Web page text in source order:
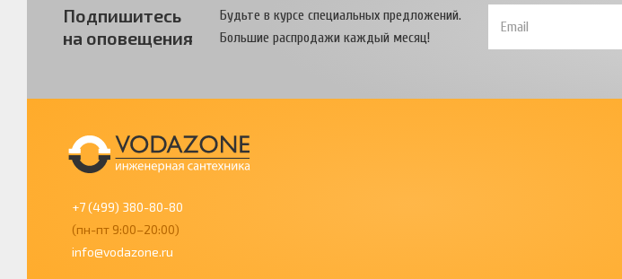
Подпишитесь
на оповещения
Будьте в курсе специальных предложений.
Большие распродажи каждый месяц!
+7 (499) 380-80-80
(пн-пт 9:00–20:00)
info@vodazone.ru